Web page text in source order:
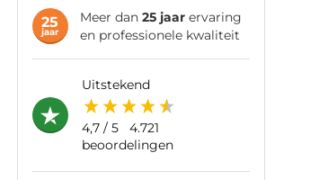
25
jaar
Meer dan 25 jaarervaring
en professionele kwaliteit
uitstekend
4,7/ 5
4.721
beoordelingen